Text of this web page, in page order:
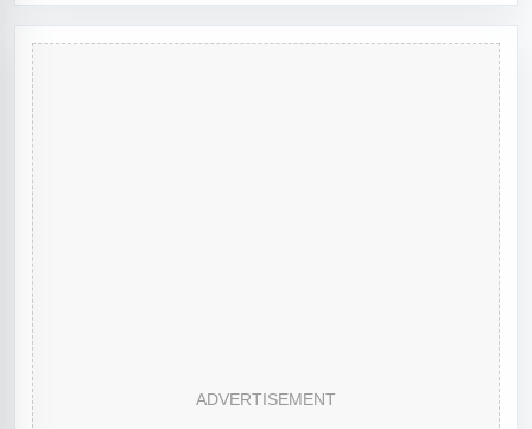
ADVERTISEMENT